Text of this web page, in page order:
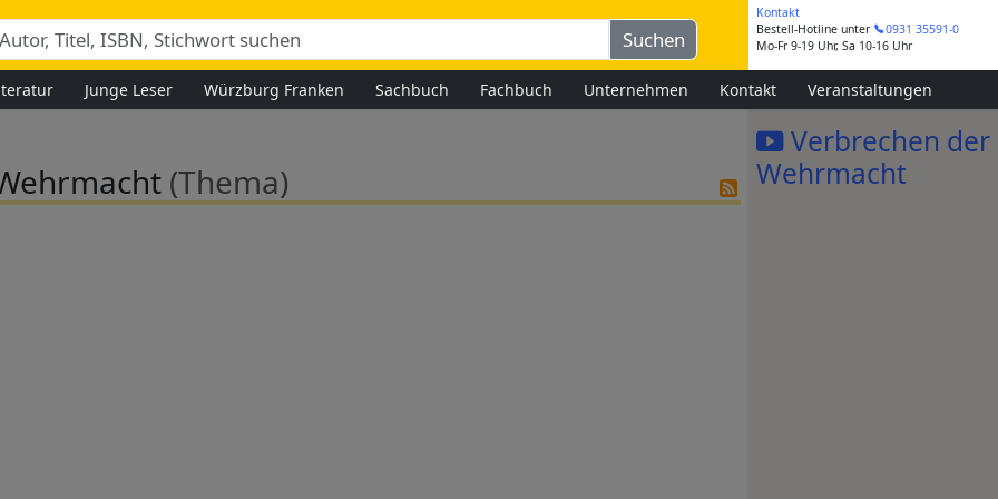
Kontakt
Bestell-Hotline unter
0931 35591-0
Mo-Fr 9-19 Uhr, Sa 10-16 Uhr
Junge Leser Würzburg Franken Sachbuch Fachbuch Unternehmen Kontakt Veranstaltungen
(Thema)
Verbrechen der
Wehrmacht